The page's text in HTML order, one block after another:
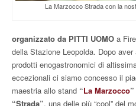
La Marzocco Strada con la
organizzato da PITTI UOMO a
della Stazione Leopolda. Dopo
prodotti enogastronomici di
eccezionali ci siamo concesso il
maestria allo stand “La Marzocco
“Strada”, una delle più “cool” del